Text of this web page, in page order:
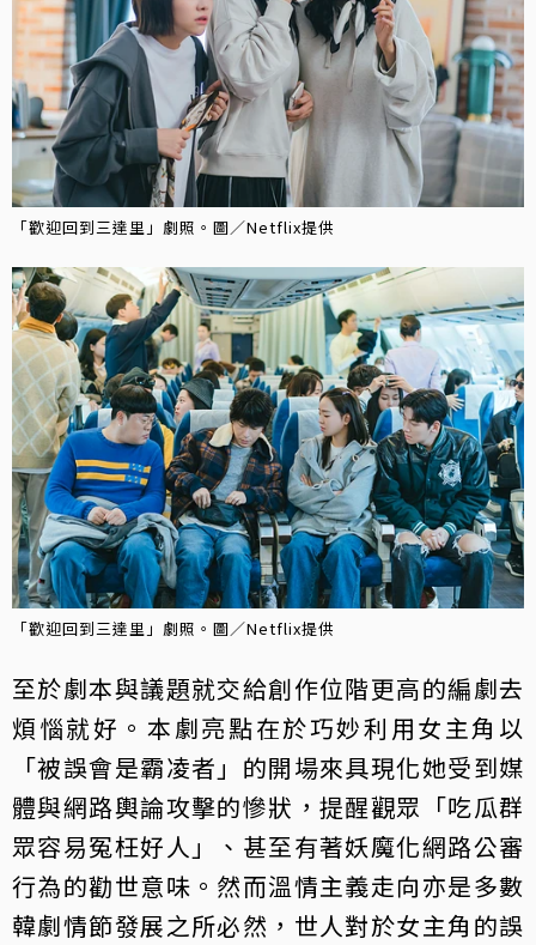
「歡迎回到三達里」劇照。圖／Netflix提供
「歡迎回到三達里」劇照。圖／Netflix提供
至於劇本與議題就交給創作位階更高的編劇去
煩惱就好。本劇亮點在於巧妙利用女主角以
「被誤會是霸凌者」的開場來具現化她受到媒
體與網路輿論攻擊的慘狀，提醒觀眾「吃瓜群
眾容易冤枉好人」、甚至有著妖魔化網路公審
行為的勸世意味。然而溫情主義走向亦是多數
韓劇情節發展之所必然，世人對於女主角的誤